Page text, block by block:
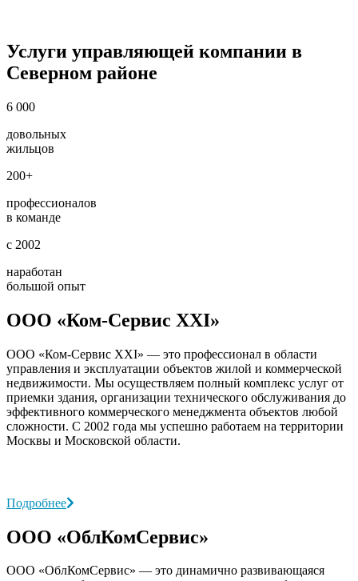
Услуги управляющей компании в
Северном районе
6 000
довольных
жильцов
200+
профессионалов
в команде
с 2002
наработан
большой опыт
ООО «Ком-Сервис XXI»
ООО «Ком-Сервис XXI» — это профессионал в области
управления и эксплуатации объектов жилой и коммерческой
недвижимости. Мы осуществляем полный комплекс услуг от
приемки здания, организации технического обслуживания до
эффективного коммерческого менеджмента объектов любой
сложности. С 2002 года мы успешно работаем на территории
Москвы и Московской области.
Подробнее
ООО «ОблКомСервис»
ООО «ОблКомСервис» — это динамично развивающаяся